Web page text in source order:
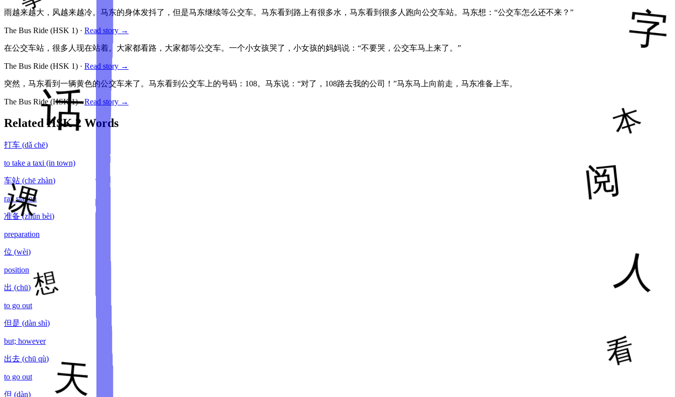
雨越来越大，风越来越冷。马东的身体发抖了，但是马东继续等公交车。马东看到路上有很多水，马东看到很多人跑向公交车站。马东想：“公交车怎么还不来？”
The Bus Ride (HSK 1) · Read story →
在公交车站，很多人现在站着。大家都看路，大家都等公交车。一个小女孩哭了，小女孩的妈妈说：“不要哭，公交车马上来了。”
The Bus Ride (HSK 1) · Read story →
突然，马东看到一辆黄色的公交车来了。马东看到公交车上的号码：108。马东说：“对了，108路去我的公司！”马东马上向前走，马东准备上车。
The Bus Ride(HSK1)·Read story →
Related HSK2 Words
打车 (dǎ chē)
to take a taxi (in town)
车站 (chē zhàn)
rail station
准备 (zhǔn bèi)
preparation
位 (wèi)
position
出 (chū)
to go out
但是 (dàn shì)
but; however
出去 (chū qù)
to go out
但 (dàn)